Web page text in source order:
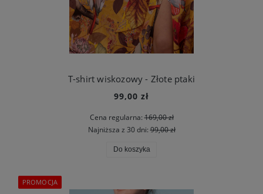
T-shirt wiskozowy - Złote ptaki
99,00 zł
Cena regularna:169,00 zł
Najniższa z 30 dni:99,00 zł
Do koszyka
PROMOCJA